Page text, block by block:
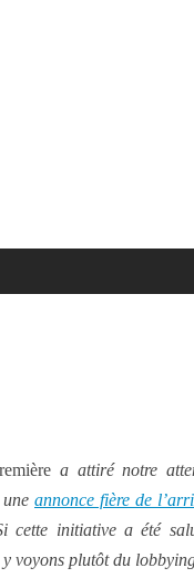
a attiré notre
annonce fière de
cette initiative a été
voyons plutôt du